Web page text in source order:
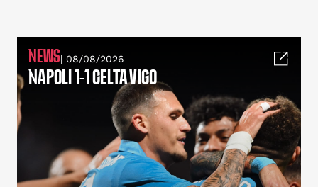
NEWS| 08/08/2026
NAPOLI 1-1 CELTA VIGO